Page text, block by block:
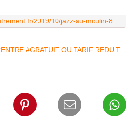
#GRATUIT OU TARIF REDUIT